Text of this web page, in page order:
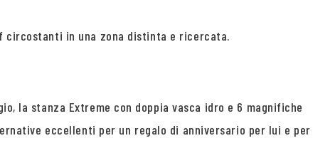
circostanti in una zona distinta e ricercata.
la stanza Extreme con doppia vasca idro e 6 magnifiche
eccellenti per un regalo di anniversario per lui e per